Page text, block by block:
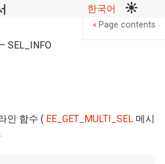
한국어
SEL_INFO
인 함수 ( EE_GET_MULTI_SEL 메시
< Page contents